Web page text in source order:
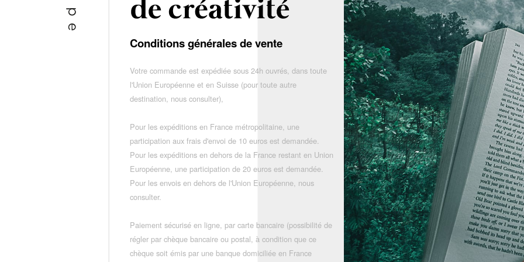
Conditions générales de vente
Votre commande est expédiée sous 24h ouvrés, dans toute
l'Union Européenne et en Suisse (pour toute autre
destination, nous consulter),
Pour les expéditions en France métropolitaine, une
participation aux frais d'envoi de 10 euros est demandée.
Pour les expéditions en dehors de la France restant en Union
Européenne, une participation de 20 euros est demandée.
Pour les envois en dehors de l'Union Européenne, nous
consulter.
Paiement sécurisé en ligne, par carte bancaire (possibilité de
régler par chèque bancaire ou postal, à condition que ce
chèque soit émis par une banque domiciliée en France